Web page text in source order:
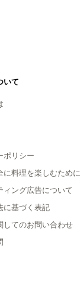
いて
ポリシー
に料理を楽しむために
ィング広告について
に基づく表記
してのお問い合わせ